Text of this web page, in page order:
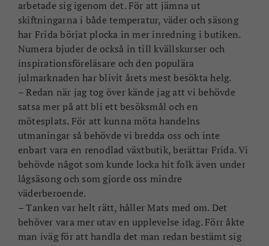
arbetade sig igenom det. För att jämna ut
skiftningarna i både temperatur, väder och säsong
har Frida börjat plocka in mer inredning i butiken.
Numera bjuder de också in till kvällskurser och
inspirationsföreläsare och den populära
julmarknaden har blivit årets mest besökta helg.
– Redan när jag tog över kände jag att vi behövde
satsa mer på att bli ett besöksmål och en
mötesplats. För att kunna möta handelns
utmaningar så behövde vi bredda oss och inte
enbart vara en renodlad växtbutik, berättar Frida. Vi
behövde något som kunde locka hit folk även under
lågsäsong och som gjorde oss mindre
väderberoende.
– Tanken var helt rätt, håller Mats med om. Det
behöver vara mer utav en upplevelse idag. Förr åkte
man iväg för att handla det man redan bestämt sig